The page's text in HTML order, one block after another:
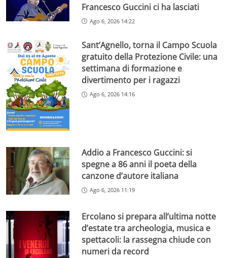
Francesco Guccini ci ha lasciati
Ago 6, 2026 14:22
Sant’Agnello, torna il Campo Scuola
gratuito della Protezione Civile: una
settimana di formazione e
divertimento per i ragazzi
Ago 6, 2026 14:16
Addio a Francesco Guccini: si
spegne a 86 anni il poeta della
canzone d’autore italiana
Ago 6, 2026 11:19
Ercolano si prepara all’ultima notte
d’estate tra archeologia, musica e
spettacoli: la rassegna chiude con
numeri da record